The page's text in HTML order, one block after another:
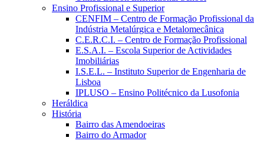
Ensino Profissional e Superior
CENFIM – Centro de Formação Profissional da
Indústria Metalúrgica e Metalomecânica
C.E.R.C.I. – Centro de Formação Profissional
E.S.A.I. – Escola Superior de Actividades
Imobiliárias
I.S.E.L. – Instituto Superior de Engenharia de
Lisboa
IPLUSO – Ensino Politécnico da Lusofonia
Heráldica
História
Bairro das Amendoeiras
Bairro do Armador